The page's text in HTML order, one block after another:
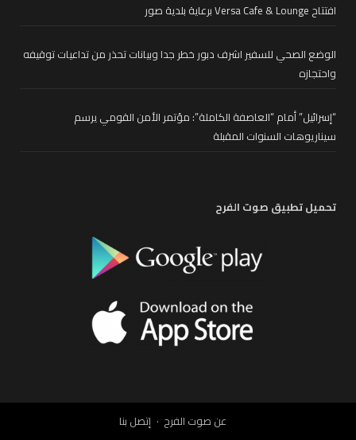
افتتاح Versa Cafe & Lounge برعاية بلدية صور
الوضع الصحي للسفير اشرف دبور خطر جدا وبيانات تحذر من تداعيات توقيفه
واحتجازه
“إسرائيل” أمام “العاصفة الكاملة”: مؤتمر الأمن القومي يرسم
سيناريوهات السنوات المقبلة
تحميل تطبيق صوت الفرح
عن صوت الفرح إتصل بنا